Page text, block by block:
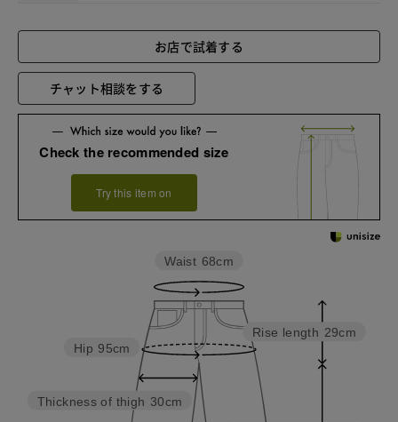
お店で試着する
チャット相談をする
Check the recommended size
Try this item on
Rise length 29cm
Thickness of thigh 30cm
Hip 95cm
Waist 68cm